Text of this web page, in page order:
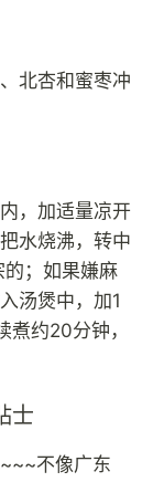
北杏和蜜枣冲
，加适量凉开
水烧沸，转中
；如果嫌麻
汤煲中，加1
约20分钟，
士
不像广东